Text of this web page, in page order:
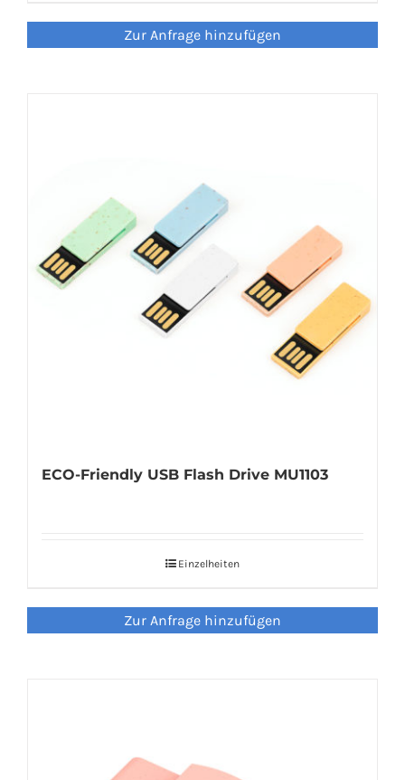
Zur Anfrage hinzufügen
ECO-Friendly USB Flash Drive MU1103
Einzelheiten
Zur Anfrage hinzufügen